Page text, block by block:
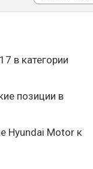
в категории
позиции в
Hyundai Motor к